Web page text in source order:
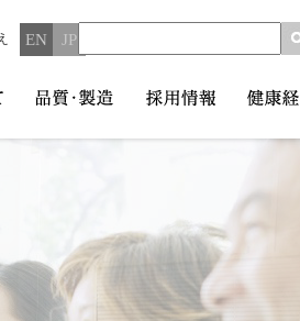
EN JP